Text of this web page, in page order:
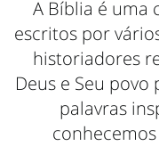
A Bíblia é uma
escritos por
historiadores
Deus e Seu
palavras